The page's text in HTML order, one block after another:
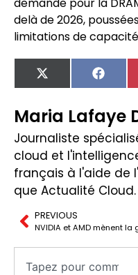
delà de 2026,
limitations de
X
(Twitter)
Maria Lafaye
Journaliste
cloud et
français à l'aide de
que Actualité Cloud.
PREVIOUS